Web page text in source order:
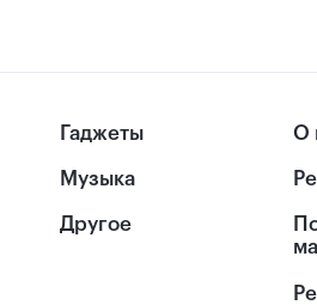
Гаджеты
Музыка
Другое
О